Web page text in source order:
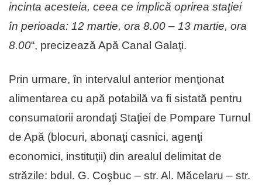
incinta acesteia, ceea ce implică oprirea staţiei
în perioada: 12 martie, ora 8.00 – 13 martie, ora
8.00“, precizează Apă Canal Galaţi.
Prin urmare, în intervalul anterior menţionat
alimentarea cu apă potabilă va fi sistată pentru
consumatorii arondaţi Staţiei de Pompare Turnul
de Apă (blocuri, abonaţi casnici, agenţi
economici, instituţii) din arealul delimitat de
străzile: bdul. G. Coşbuc – str. Al. Măcelaru – str.